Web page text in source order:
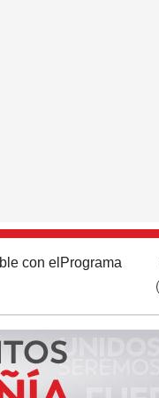
con el Programa